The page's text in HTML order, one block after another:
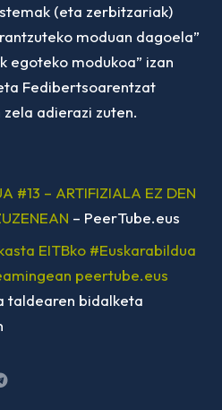
(eta zerbitzariak)
moduan dagoela”
egoteko modukoa” izan
Fedibertsoarentzat
zela adierazi zuten.
#13 – ARTIFIZIALA EZ DEN
– PeerTube.eus
EITBko #Euskarabildua​
peertube.eus
taldearen bidalketa